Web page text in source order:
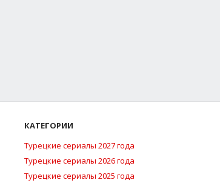
КАТЕГОРИИ
Турецкие сериалы 2027 года
Турецкие сериалы 2026 года
Турецкие сериалы 2025 года